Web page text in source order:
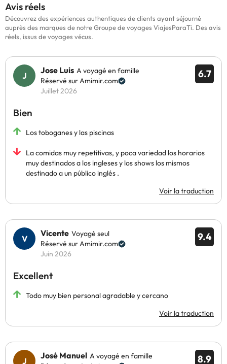
Avis réels
Découvrez des expériences authentiques de clients ayant séjourné
auprès des marques de notre Groupe de voyages ViajesParaTi. Des avis
réels, issus de voyages vécus.
6.7
Jose Luis A voyagé en famille
Réservé sur Amimir.com
Juillet 2026
Bien
Los toboganes y las piscinas
La comidas muy repetitivas, y poca variedad los horarios
muy destinados a los ingleses y los shows los mismos
destinado a un público inglés .
Voir la traduction
9.4
Vicente Voyagé seul
Réservé sur Amimir.com
Juin 2026
Excellent
Todo muy bien personal agradable y cercano
Voir la traduction
8.9
José Manuel A voyagé en famille